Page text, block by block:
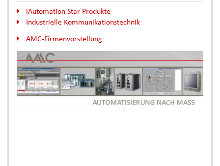
iAutomation Star Produkte
Industrielle Kommunikationstechnik
AMC-Firmenvorstellung